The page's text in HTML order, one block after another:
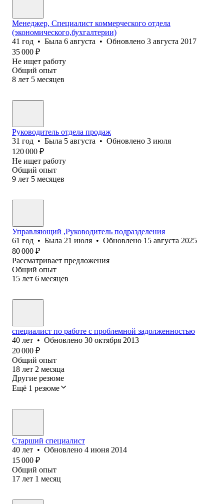
Менеджер, Специалист коммерческого отдела
(экономического,бухгалтерии)
41 год • Была 6 августа • Обновлено 3 августа 2017
35 000 ₽
Не ищет работу
Общий опыт
8 лет 5 месяцев
Руководитель отдела продаж
31 год • Была 5 августа • Обновлено 3 июля
120 000 ₽
Не ищет работу
Общий опыт
9 лет 5 месяцев
Управляющий ,Руководитель подразделения
61 год • Была 21 июля • Обновлено 15 августа 2025
80 000 ₽
Рассматривает предложения
Общий опыт
15 лет 6 месяцев
специалист по работе с проблемной задолженностью
40 лет • Обновлено 30 октября 2013
20 000 ₽
Общий опыт
18 лет 2 месяца
Другие резюме
Ещё 1 резюме
Старший специалист
40 лет • Обновлено 4 июня 2014
15 000 ₽
Общий опыт
17 лет 1 месяц